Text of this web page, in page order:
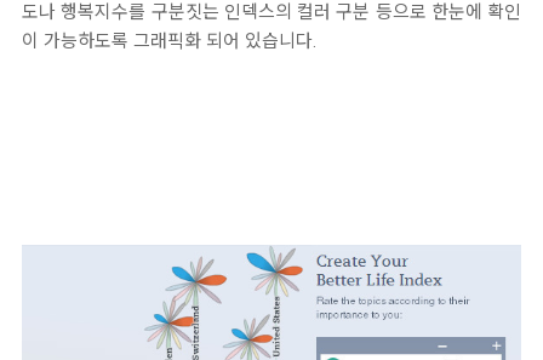
도나 행복지수를 구분짓는 인덱스의 컬러 구분 등으로 한눈에 확인
이 가능하도록 그래픽화 되어 있습니다.